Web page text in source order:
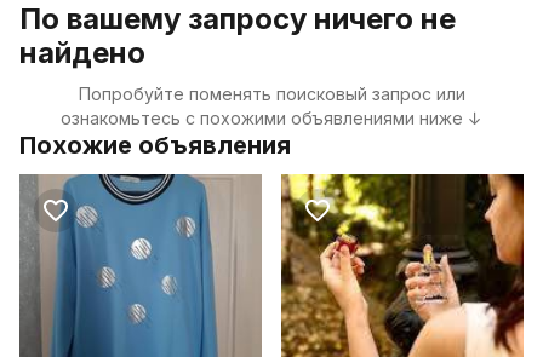
По вашему запросу ничего не
найдено
Попробуйте поменять поисковый запрос или
ознакомьтесь с похожими объявлениями ниже ↓
Похожие объявления